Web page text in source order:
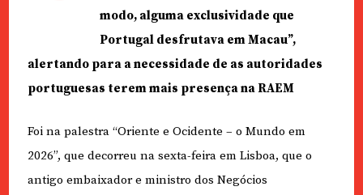
modo, alguma exclusividade que
Portugal desfrutava em Macau”,
alertando para a necessidade de as autoridades
portuguesas terem mais presença na RAEM
Foi na palestra “Oriente e Ocidente – o Mundo em
2026”, que decorreu na sexta-feira em Lisboa, que o
antigo embaixador e ministro dos Negócios